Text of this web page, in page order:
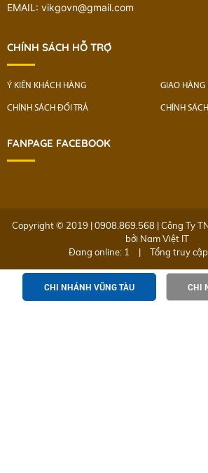
EMAIL: vikgovn@gmail.com
CHÍNH SÁCH HỖ TRỢ
Ý KIẾN KHÁCH HÀNG GIAO HÀNG
CHÍNH SÁCH ĐỔI TRẢ CHÍNH
FANPAGE FACEBOOK
Copyright © 2019 | 0908.869.568 | Công Ty
bởi Nam Việt IT
Đang online: 1
| Tổng truy
CHI NHÁNH VŨNG TÀU CHI